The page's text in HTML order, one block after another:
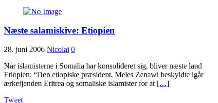
Næste salamiskive: Etiopien
28. juni 2006 Nicolai 0
Når islamisterne i Somalia har konsolideret sig, bliver næste land
Etiopien: “Den etiopiske præsident, Meles Zenawi beskyldte igår
ærkefjenden Eritrea og somaliske islamister for at […]
Tweet